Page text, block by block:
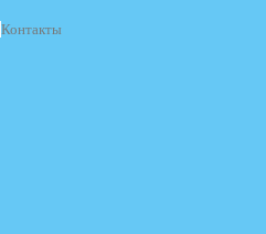
Контакты